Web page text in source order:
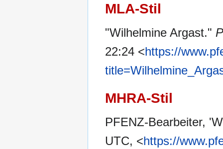
MLA-Stil
"Wilhelmine Argast."
22:24 <https://
MHRA-Stil
PFENZ-Bearbeiter,
UTC, <https://